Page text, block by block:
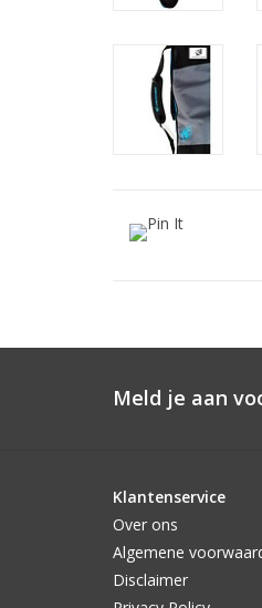
Meld je aan
Klantenservice
Over ons
Algemene
Disclaimer